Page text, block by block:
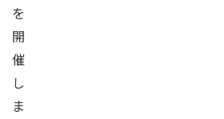
を
開
催
し
ま